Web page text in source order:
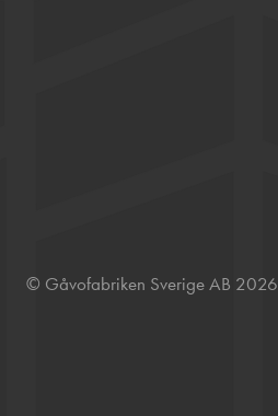
© Gåvofabriken Sverige AB 2026